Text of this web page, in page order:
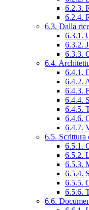
6.2.3.
6.2.4.
6.3. Dalla
6.3.1.
6.3.2.
6.3.3.
6.4.
6.4.1.
6.4.2.
6.4.3.
6.4.4.
6.4.5.
6.4.6.
6.4.7.
6.5. Scrittura
6.5.1.
6.5.2.
6.5.3.
6.5.4.
6.5.5.
6.5.6.
6.6.